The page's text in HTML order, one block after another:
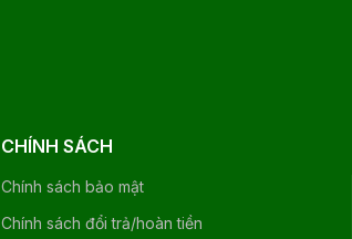
CHÍNH SÁCH
Chính sách bảo mật
Chính sách đổi trả/hoàn tiền